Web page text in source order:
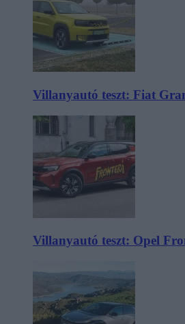
Villanyautó teszt: Fiat
Villanyautó teszt: Opel